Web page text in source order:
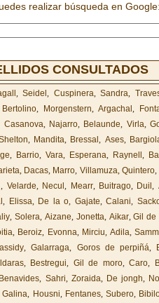
realizar búsqueda en Google:
CONSULTADOS
,Seidel, Cuspinera,Sandra,
Bertolino, Morgenstern,Argachal,
Casanova, Najarro, Belaunde, Virla,
, Mandita, Bressal, Ases,
, Barrio, Vara, Esperana, Raynell ,
, Dacas, Marro, Villamuza,Quintero,
, Velarde, Necul, Mearr, Buitrago, Duil,
, Elissa, De la o, Gajate, Calani,
,Solera,Aizane, Jonetta, Aikar,Gil de
, Beroiz, Evonna, Mirciu, Adila,
,Galarraga, Goros de perpiñá,
, Bestregui, Gil de moro,Caro,
Benavides, Sahri, Zoraida, De jongh,
Galina, Housni, Fentanes, Subero,